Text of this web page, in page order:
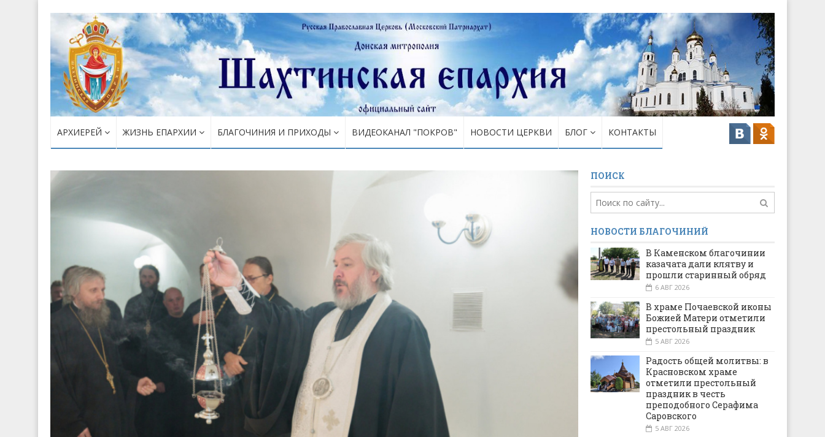
АРХИЕРЕЙ ЖИЗНЬ ЕПАРХИИ БЛАГОЧИНИЯ И ПРИХОДЫ ВИДЕОКАНАЛ "ПОКРОВ" НОВОСТИ ЦЕРКВИ БЛОГ КОНТАКТЫ
ПОИСК
НОВОСТИ БЛАГОЧИНИЙ
В Каменском благочинии
казачата дали клятву и
прошли старинный обряд
6 АВГ 2026
В храме Почаевской иконы
Божией Матери отметили
престольный праздник
5 АВГ 2026
Радость общей молитвы: в
Красновском храме
отметили престольный
праздник в честь
преподобного Серафима
Саровского
5 АВГ 2026